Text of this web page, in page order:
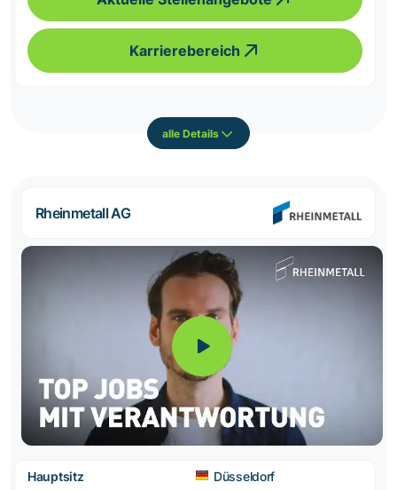
Karrierebereich
alle Details
Rheinmetall AG
Hauptsitz Düsseldorf